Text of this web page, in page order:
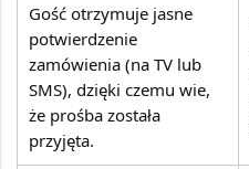
Gość otrzymuje jasne
potwierdzenie
zamówienia (na TV lub
SMS), dzięki czemu wie,
że prośba została
przyjęta.